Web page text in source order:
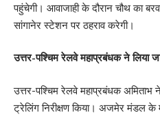
पहुंचेगी। आवाजाही के दौरान चौथ का
सांगानेर स्टेशन पर ठहराव करेगी।
उत्तर-पश्चिम रेलवे महाप्रबंधक ने लिया
उत्तर-पश्चिम रेलवे महाप्रबंधक
ट्रेलिंग निरीक्षण किया। अजमेर मंडल के